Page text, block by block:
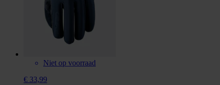
Niet op voorraad
€ 33,99